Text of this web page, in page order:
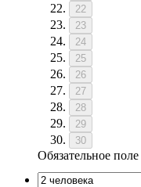
22
23
24
25
26
27
28
29
30
Обязательное поле